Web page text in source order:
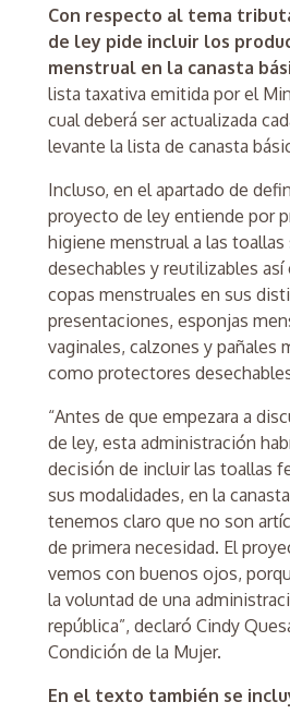
Con respecto al tema
de ley pide incluir los
menstrual en la canasta
lista taxativa emitida por el
cual deberá ser actualizada
levante la lista de canasta
Incluso, en el apartado de
proyecto de ley entiende por
higiene menstrual a las toallas
desechables y reutilizables
copas menstruales en sus
presentaciones, esponjas
vaginales, calzones y pañales
como protectores
“Antes de que empezara a
de ley, esta administración
decisión de incluir las toallas
sus modalidades, en la
tenemos claro que no son
de primera necesidad. El
vemos con buenos ojos,
la voluntad de una
república”, declaró Cindy
Condición de la Mujer.
En el texto también se